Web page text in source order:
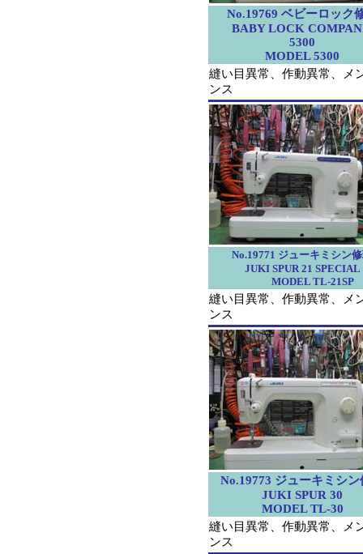
No.19769 ベビーロック
BABY LOCK
5300
MODEL 5300
縫い目異常、作動異常、メ
ンス
No.19771 ジューキミシン
JUKI SPUR 21 SPECIAL
MODEL TL-21SP
縫い目異常、作動異常、メ
ンス
No.19773 ジューキミシン
JUKI SPUR 30
MODEL TL-30
縫い目異常、作動異常、メ
ンス